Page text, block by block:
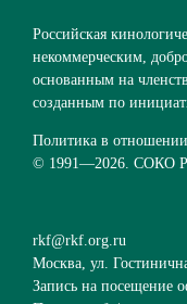
Российская
некоммерческим,
основанным на
созданным по
Политика в
© 1991—2026. СОКО
rkf@rkf.org.ru
Москва, ул.
Запись на посещение